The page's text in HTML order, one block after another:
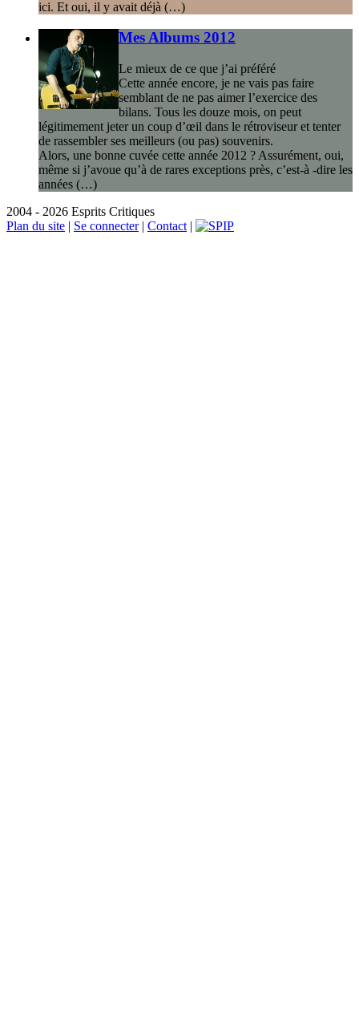
ici. Et oui, il y avait déjà (…)
Mes Albums 2012
Le mieux de ce que j’ai préféré
Cette année encore, je ne vais pas faire
semblant de ne pas aimer l’exercice des
bilans. Tous les douze mois, on peut
légitimement jeter un coup d’œil dans le rétroviseur et tenter
de rassembler ses meilleurs (ou pas) souvenirs.
Alors, une bonne cuvée cette année 2012 ? Assurément, oui,
même si j’avoue qu’à de rares exceptions près, c’est-à -dire les
années (…)
2004 - 2026 Esprits Critiques
Plan du site | Se connecter| Contact |